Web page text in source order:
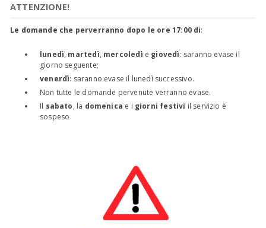
ATTENZIONE!
Le domande che perverranno dopo le ore 17:00 di:
lunedì, martedì, mercoledì e giovedì: saranno evase il
giorno seguente;
venerdì: saranno evase il lunedì successivo.
Non tutte le domande pervenute verranno evase.
Il sabato, la domenica e i giorni festivi il servizio è
sospeso